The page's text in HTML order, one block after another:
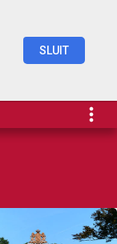
SLUIT